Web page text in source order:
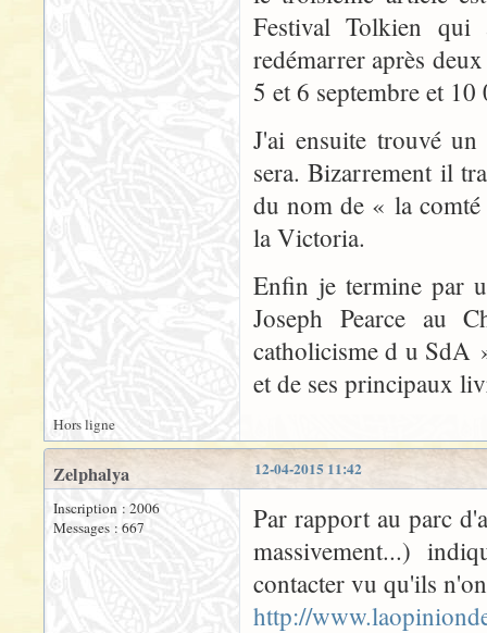
Festival Tolkien qui
redémarrer après
5 et 6 septembre et 10
J'ai ensuite trouvé
sera. Bizarrement il
du nom de « la
la Victoria.
Enfin je termine par
Joseph Pearce au
catholicisme d u SdA
et de ses principaux
Hors ligne
12-04-2015 11:42
Zelphalya
Inscription : 2006
Messages : 667
Par rapport au parc
massivement...)
contacter vu qu'ils
http://